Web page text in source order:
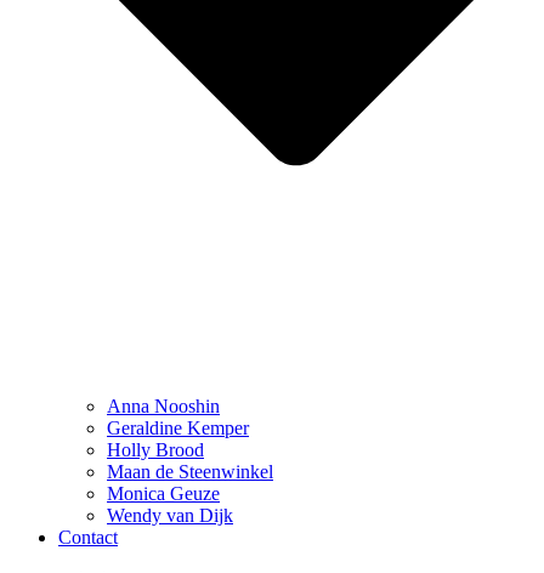
Anna Nooshin
Geraldine Kemper
Holly Brood
Maan de Steenwinkel
Monica Geuze
Wendy van Dijk
Contact